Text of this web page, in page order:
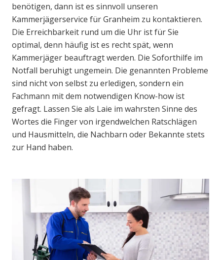
benötigen, dann ist es sinnvoll unseren
Kammerjägerservice für Granheim zu kontaktieren.
Die Erreichbarkeit rund um die Uhr ist für Sie
optimal, denn häufig ist es recht spät, wenn
Kammerjäger beauftragt werden. Die Soforthilfe im
Notfall beruhigt ungemein. Die genannten Probleme
sind nicht von selbst zu erledigen, sondern ein
Fachmann mit dem notwendigen Know-how ist
gefragt. Lassen Sie als Laie im wahrsten Sinne des
Wortes die Finger von irgendwelchen Ratschlägen
und Hausmitteln, die Nachbarn oder Bekannte stets
zur Hand haben.